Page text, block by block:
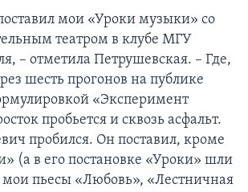
мои «Уроки музыки» со
театром в клубе МГУ
– отметила Петрушевская. – Где,
шесть прогонов на публике
«Эксперимент
пробьется и сквозь асфальт.
пробился. Он поставил, кроме
(а в его постановке «Уроки» шли
мои пьесы «Любовь», «Лестничная